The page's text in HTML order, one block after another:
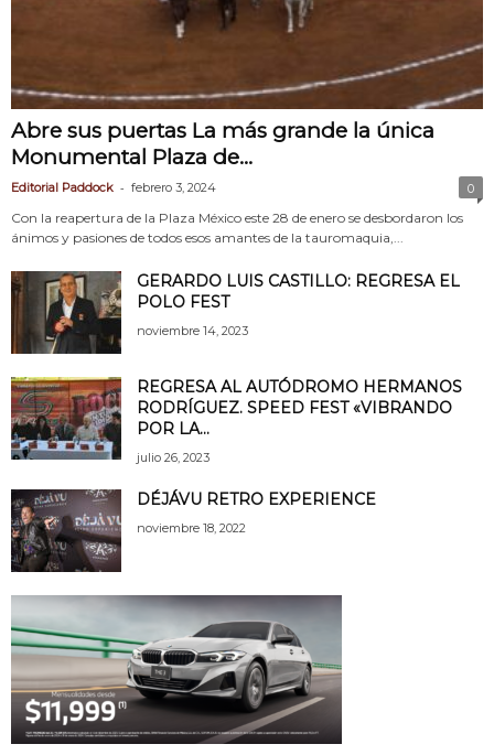
Abre sus puertas La más grande la única
Monumental Plaza de...
Editorial Paddock - febrero 3, 2024 0
Con la reapertura de la Plaza México este 28 de enero se desbordaron los
ánimos y pasiones de todos esos amantes de la tauromaquia,...
GERARDO LUIS CASTILLO: REGRESA EL
POLO FEST
noviembre 14, 2023
REGRESA AL AUTÓDROMO HERMANOS
RODRÍGUEZ. SPEED FEST «VIBRANDO
POR LA...
julio 26, 2023
DÉJÁVU RETRO EXPERIENCE
noviembre 18, 2022